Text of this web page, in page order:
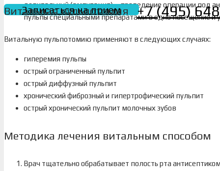
девитальный (ампутация) – проведение операции под
пульпы специальными препаратами в одно посещение и
Записаться на прием +7 (495)
Витальная пульпотомия
Витальную пульпотомию применяют в следующих случаях:
гиперемия пульпы
острый ограниченный пульпит
острый диффузный пульпит
хронический фиброзный и гипертрофический пульпит
острый хронический пульпит молочных зубов
Методика лечения витальным способом
Врач тщательно обрабатывает полость рта